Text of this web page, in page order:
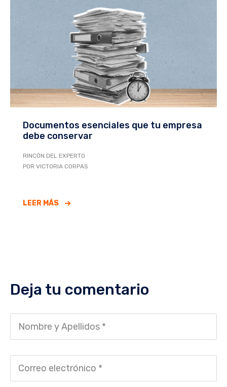
Documentos esenciales que tu empresa
debe conservar
RINCÓN DEL EXPERTO
POR VICTORIA CORPAS
LEER MÁS
Deja tu comentario